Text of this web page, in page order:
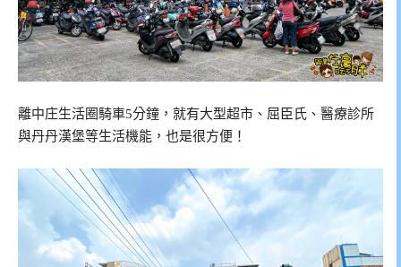
離中庄生活圈騎車5分鐘，就有大型超市、屈臣氏、醫療診所
與丹丹漢堡等生活機能，也是很方便！